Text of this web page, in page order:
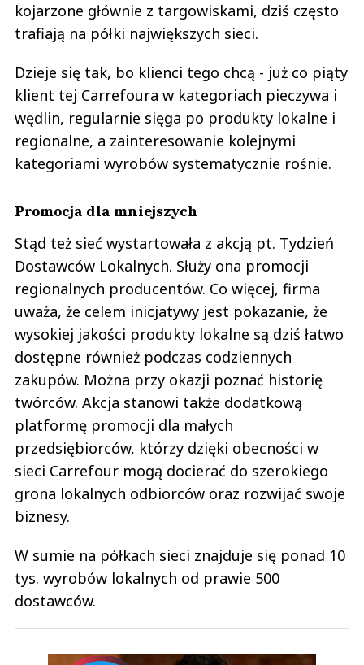
kojarzone głównie z targowiskami, dziś często
trafiają na półki największych sieci.
Dzieje się tak, bo klienci tego chcą - już co piąty
klient tej Carrefoura w kategoriach pieczywa i
wędlin, regularnie sięga po produkty lokalne i
regionalne, a zainteresowanie kolejnymi
kategoriami wyrobów systematycznie rośnie.
Promocja dla mniejszych
Stąd też sieć wystartowała z akcją pt. Tydzień
Dostawców Lokalnych. Służy ona promocji
regionalnych producentów. Co więcej, firma
uważa, że celem inicjatywy jest pokazanie, że
wysokiej jakości produkty lokalne są dziś łatwo
dostępne również podczas codziennych
zakupów. Można przy okazji poznać historię
twórców. Akcja stanowi także dodatkową
platformę promocji dla małych
przedsiębiorców, którzy dzięki obecności w
sieci Carrefour mogą docierać do szerokiego
grona lokalnych odbiorców oraz rozwijać swoje
biznesy.
W sumie na półkach sieci znajduje się ponad 10
tys. wyrobów lokalnych od prawie 500
dostawców.